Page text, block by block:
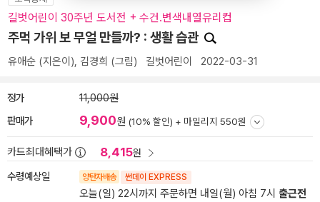
길벗어린이 30주년 도서전 + 수건.변색내열유리컵
주먹 가위 보 무얼 만들까? : 생활 습관
유애순 (지은이), 김경희 (그림) 길벗어린이 2022-03-31
정가 11,000원
판매가 9,900원 (10% 할인) + 마일리지 550원
카드최대혜택가 8,415원
수령예상일 양탄자배송 썬데이 EXPRESS
오늘(일) 22시까지 주문하면 내일(월) 아침 7시 출근전